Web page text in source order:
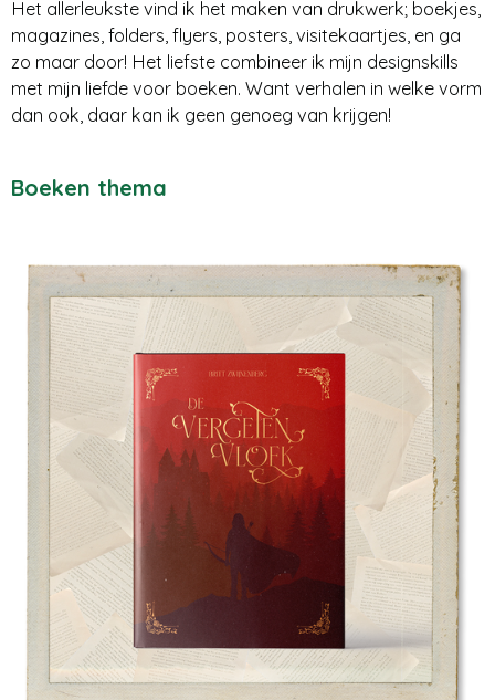
Het allerleukste vind ik het maken van drukwerk; boekjes,
magazines, folders, flyers, posters, visitekaartjes, en ga
zo maar door! Het liefste combineer ik mijn designskills
met mijn liefde voor boeken. Want verhalen in welke vorm
dan ook, daar kan ik geen genoeg van krijgen!
Boeken thema